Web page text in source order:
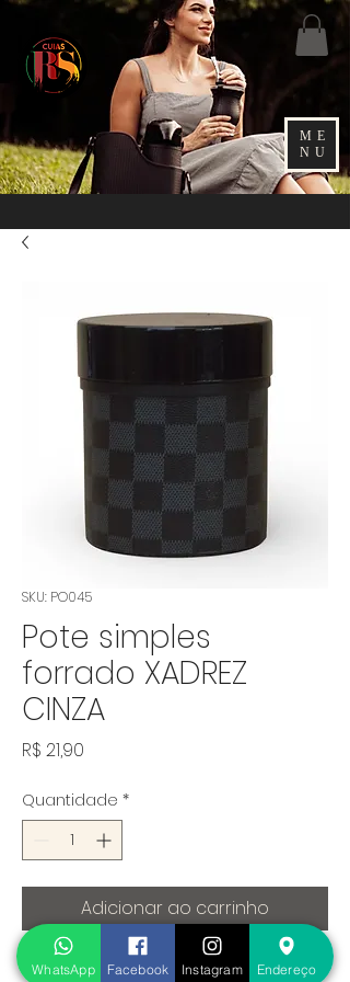
ME
NU
SKU: PO045
Pote simples
forrado XADREZ
CINZA
R$ 21,90
Quantidade *
Adicionar ao carrinho
Pote de erva para chimarrão e
WhatsApp Facebook Instagram Endereço